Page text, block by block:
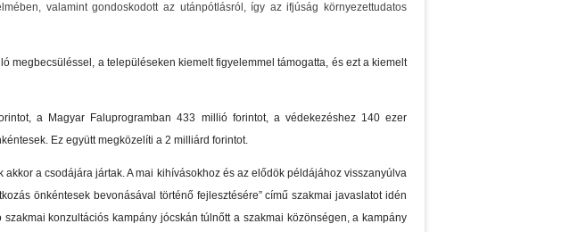
valamint gondoskodott az utánpótlásról, így az ifjúság környezettudatos
megbecsüléssel, a településeken kiemelt figyelemmel támogatta, és ezt a kiemelt
a Magyar Faluprogramban 433 millió forintot, a védekezéshez 140 ezer
Ez együtt megközelíti a 2 milliárd forintot.
a csodájára jártak. A mai kihívásokhoz és az elődök példájához visszanyúlva
önkéntesek bevonásával történő fejlesztésére” című szakmai javaslatot idén
konzultációs kampány jócskán túlnőtt a szakmai közönségen, a kampány